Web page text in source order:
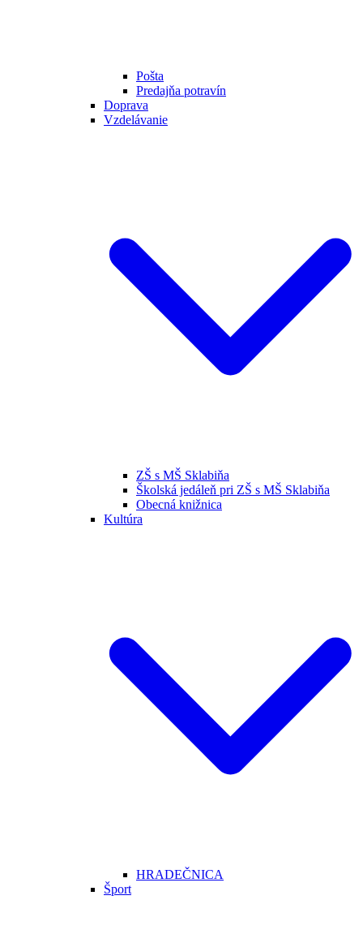
Pošta
Predajňa potravín
Doprava
Vzdelávanie
ZŠ s MŠ Sklabiňa
Školská jedáleň pri ZŠ s MŠ Sklabiňa
Obecná knižnica
Kultúra
HRADEČNICA
Šport